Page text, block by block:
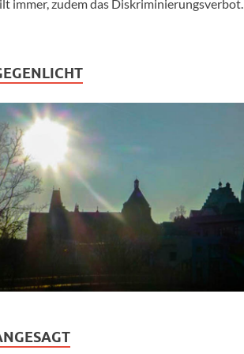
immer, zudem das Diskriminierungsverbot.